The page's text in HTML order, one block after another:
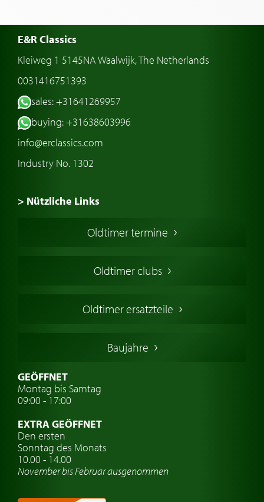
E&R Classics
Kleiweg 1 5145NA Waalwijk, The Netherlands
0031416751393
sales: +31641269957
buying: +31638603996
info@erclassics.com
Industry No. 1302
> Nützliche Links
Oldtimers in Europa
Englische Oldtimer
Deutsche Oldtimer
Schwedische Oldtimer
Oldtimer mit h-kennzeichen
Auto Oldtimer Markt
Oldtimer-Versicherung
Oldtimer-Clubs
Oldtimer-Reisen
Oldtimer termine
Oldtimer clubs
Oldtimer ersatzteile
Baujahre
GEÖFFNET
Montag bis Samtag
09:00 - 17:00
EXTRA GEÖFFNET
Den ersten
Sonntag des Monats
10.00 - 14.00
November bis Februar ausgenommen